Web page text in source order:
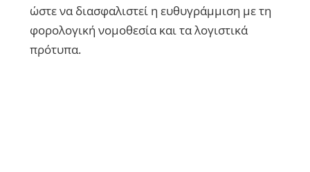
ώστε να διασφαλιστεί η ευθυγράμμιση με τη
φορολογική νομοθεσία και τα λογιστικά
πρότυπα.